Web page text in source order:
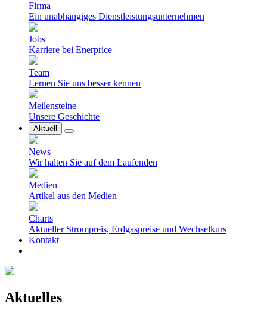
Firma
Ein unabhängiges Dienstleistungsunternehmen
Jobs
Karriere bei Enerprice
Team
Lernen Sie uns besser kennen
Meilensteine
Unsere Geschichte
Aktuell
News
Wir halten Sie auf dem Laufenden
Medien
Artikel aus den Medien
Charts
Aktueller Strompreis, Erdgaspreise und Wechselkurs
Kontakt
Aktuelles